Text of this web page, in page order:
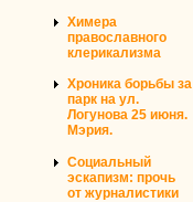
Химера
православного
клерикализма
Хроника борьбы за
парк на ул.
Логунова 25 июня.
Мэрия.
Социальный
эскапизм: прочь
от журналистики